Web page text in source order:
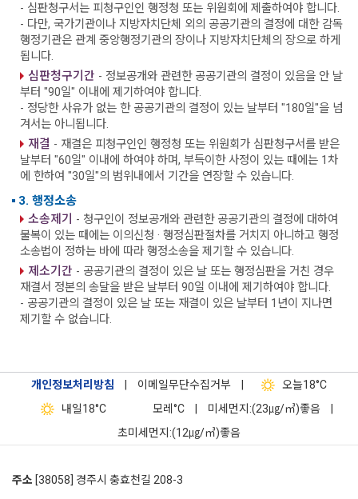
- 심판청구서는 피청구인인 행정청 또는 위원회에 제출하여야 합니다.
- 다만, 국가기관이나 지방자치단체 외의 공공기관의 결정에 대한 감독
행정기관은 관계 중앙행정기관의 장이나 지방자치단체의 장으로 하게
됩니다.
심판청구기간 - 정보공개와 관련한 공공기관의 결정이 있음을 안 날
부터 "90일" 이내에 제기하여야 합니다.
- 정당한 사유가 없는 한 공공기관의 결정이 있는 날부터 "180일"을 넘
겨서는 아니됩니다.
재결 - 재결은 피청구인인 행정청 또는 위원회가 심판청구서를 받은
날부터 "60일" 이내에 하여야 하며, 부득이한 사정이 있는 때에는 1차
에 한하여 "30일"의 범위내에서 기간을 연장할 수 있습니다.
3. 행정소송
소송제기
- 청구인이 정보공개와 관련한 공공기관의 결정에 대하여
불복이 있는 때에는 이의신청 · 행정심판절차를 거치지 아니하고 행정
소송법이 정하는 바에 따라 행정소송을 제기할 수 있습니다.
제소기간 - 공공기관의 결정이 있은 날 또는 행정심판을 거친 경우
재결서 정본의 송달을 받은 날부터 90일 이내에 제기하여야 합니다.
- 공공기관의 결정이 있은 날 또는 재결이 있은 날부터 1년이 지나면
제기할 수 없습니다.
개인정보처리방침 이메일무단수집거부 오늘18°C
내일18°C 모레 °C 미세먼지:(23㎍/㎥)좋음
초미세먼지:(12㎍/㎥)좋음
주소 [38058] 경주시 충효천길 208-3